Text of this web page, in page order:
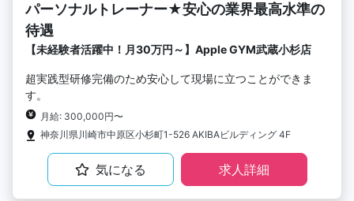
パーソナルトレーナー★安心の業界最高水準の
待遇
【未経験者活躍中！月30万円～】Apple GYM武蔵小杉店
超実践型研修完備のため安心して現場に立つことができま
す。
月給: 300,000円〜
神奈川県川崎市中原区小杉町1-526 AKIBAビルディング 4F
気になる 求人詳細